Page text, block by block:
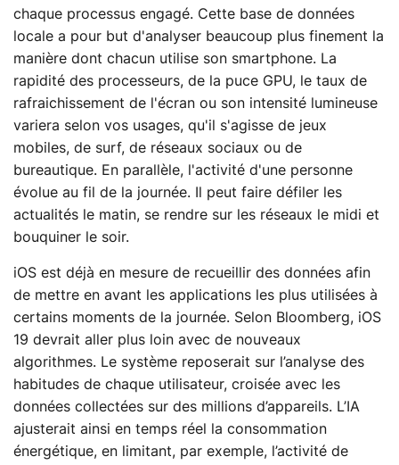
chaque processus engagé. Cette base de données
locale a pour but d'analyser beaucoup plus finement la
manière dont chacun utilise son smartphone. La
rapidité des processeurs, de la puce GPU, le taux de
rafraichissement de l'écran ou son intensité lumineuse
variera selon vos usages, qu'il s'agisse de jeux
mobiles, de surf, de réseaux sociaux ou de
bureautique. En parallèle, l'activité d'une personne
évolue au fil de la journée. Il peut faire défiler les
actualités le matin, se rendre sur les réseaux le midi et
bouquiner le soir.
iOS est déjà en mesure de recueillir des données afin
de mettre en avant les applications les plus utilisées à
certains moments de la journée. Selon Bloomberg, iOS
19 devrait aller plus loin avec de nouveaux
algorithmes. Le système reposerait sur l’analyse des
habitudes de chaque utilisateur, croisée avec les
données collectées sur des millions d’appareils. L’IA
ajusterait ainsi en temps réel la consommation
énergétique, en limitant, par exemple, l’activité de